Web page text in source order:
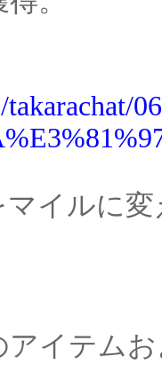
マイルに
アイテム